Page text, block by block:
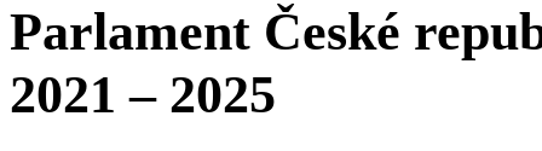
Parlament České
2021 – 2025